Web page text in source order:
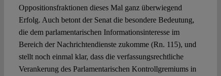
Oppositionsfraktionen dieses Mal ganz überwiegend
Erfolg. Auch betont der Senat die besondere Bedeutung,
die dem parlamentarischen Informationsinteresse im
Bereich der Nachrichtendienste zukomme (Rn. 115), und
stellt noch einmal klar, dass die verfassungsrechtliche
Verankerung des Parlamentarischen Kontrollgremiums in